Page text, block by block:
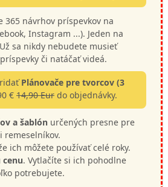
365 návrhov príspevkov na
Instagram ...). Jeden na
sa nikdy nebudete musieť
či natáčať videá.
Plánovače pre tvorcov (3
€ 14,90 Eur do objednávky.
a šablón určených presne pre
remeselníkov.
ich môžete používať celé roky.
cenu. Vytlačíte si ich pohodlne
potrebujete.